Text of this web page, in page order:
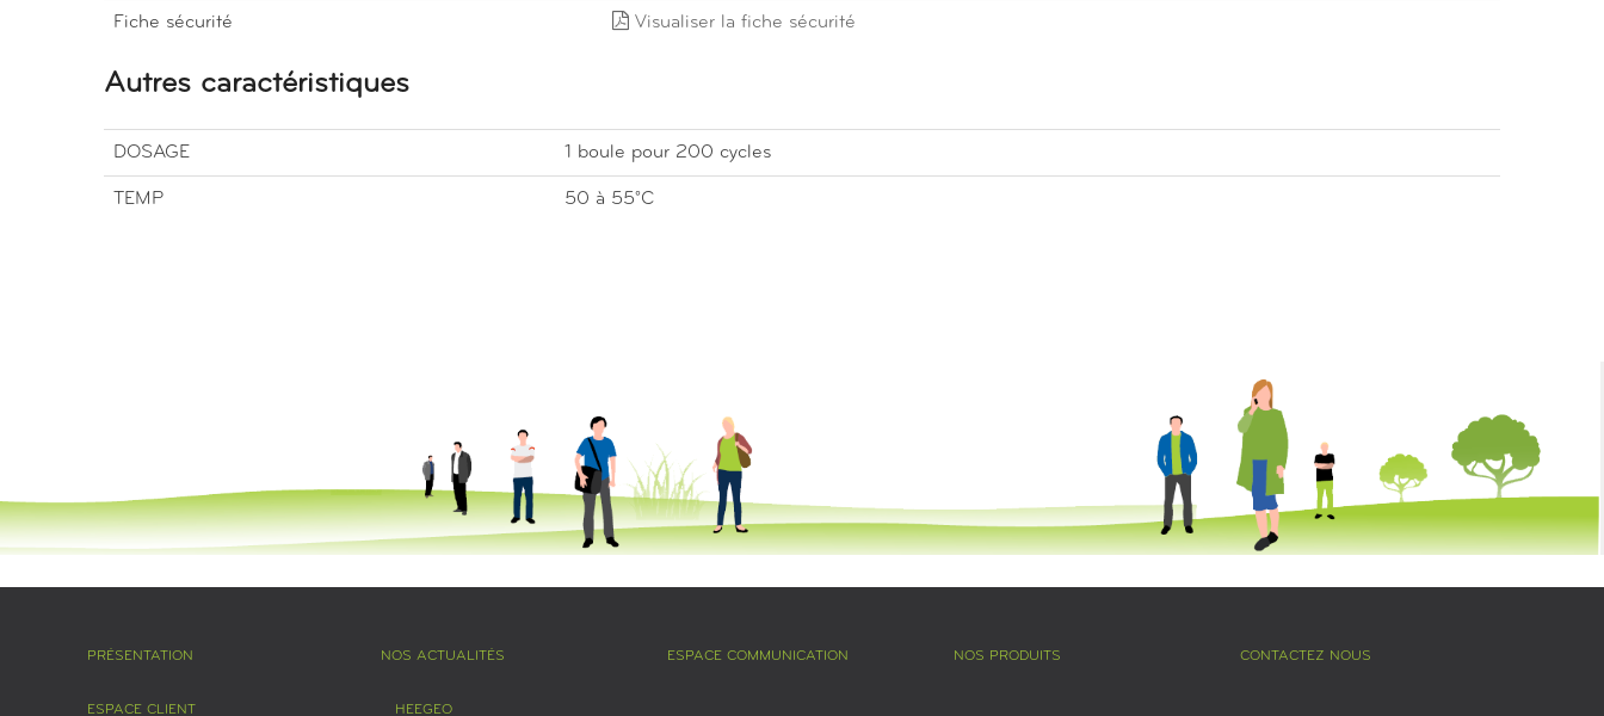
Fiche sécurité Visualiser la fiche sécurité
Autres caractéristiques
DOSAGE 1 boule pour 200 cycles
TEMP 50 à 55°C
PRÉSENTATION NOS ACTUALITÉS ESPACE COMMUNICATION NOS PRODUITS CONTACTEZ NOUS
ESPACE CLIENT HEEGEO